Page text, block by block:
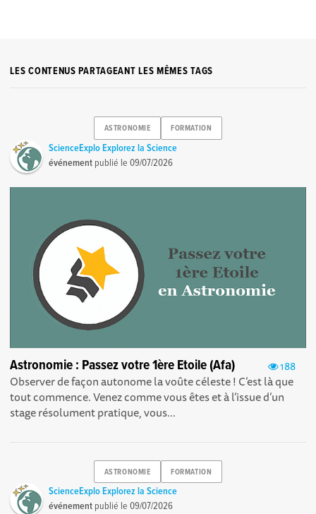
LES CONTENUS PARTAGEANT LES MÊMES TAGS
ASTRONOMIE FORMATION
ScienceExplo Explorez la Science
événement publié le09/07/2026
188
Astronomie : Passez votre 1ère Etoile (Afa)
Observer de façon autonome la voûte céleste ! C’est là que
tout commence. Venez comme vous êtes et à l’issue d’un
stage résolument pratique, vous...
ASTRONOMIE FORMATION
ScienceExplo Explorez la Science
événement publié le09/07/2026